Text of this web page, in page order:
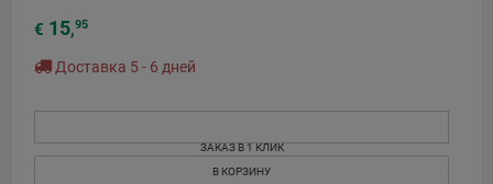
€ 15,95
Доставка 5 - 6 дней
ЗАКАЗ В 1 КЛИК
В КОРЗИНУ